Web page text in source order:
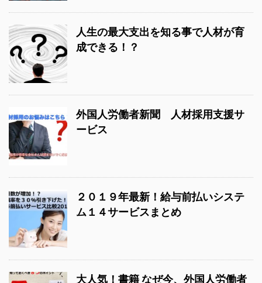
人生の最大支出を知る事で人材が育
成できる！？
外国人労働者新聞 人材採用支援サ
ービス
２０１９年最新！給与前払いシステ
ム１４サービスまとめ
大人気！書籍 なぜ今、外国人労働者